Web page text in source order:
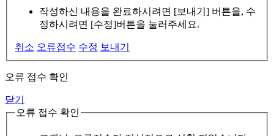
작성하신 내용을 완료하시려면 [보내기] 버튼을, 수
정하시려면 [수정]버튼을 눌러주세요.
취소 오류접수 수정 보내기
오류 접수 확인
닫기
오류 접수 확인